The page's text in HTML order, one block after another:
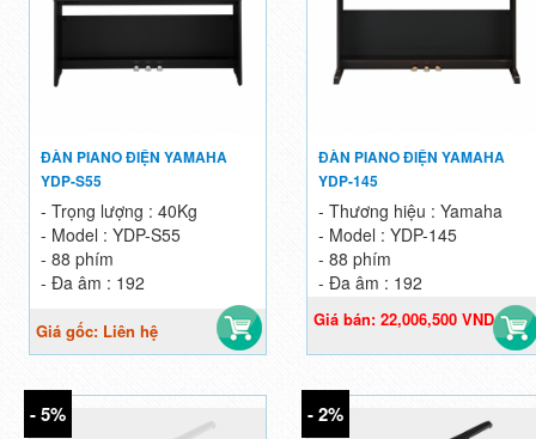
ĐÀN PIANO ĐIỆN YAMAHA
YDP-S55
- Trọng lượng : 40Kg
- Model : YDP-S55
- 88 phím
- Đa âm : 192
Giá gốc: Liên hệ
ĐÀN PIANO ĐIỆN YAMAHA
YDP-145
- Thương hiệu : Yamaha
- Model : YDP-145
- 88 phím
- Đa âm : 192
Giá gốc: 25,890,000 VND
Giá bán: 22,006,500 VND
- 5% - 2%